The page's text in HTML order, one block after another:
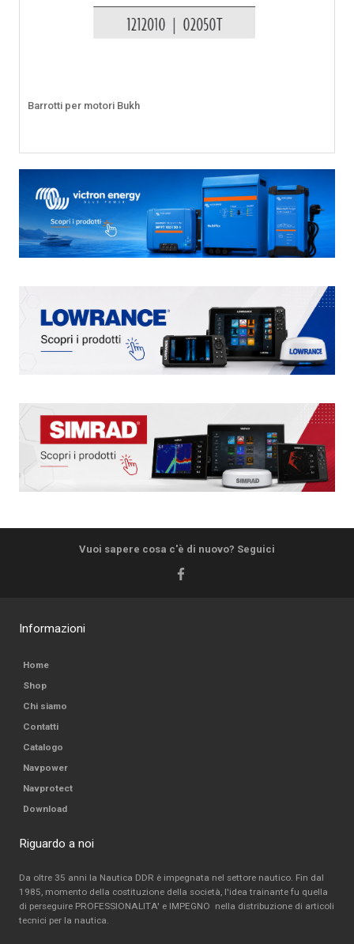
Barrotti per motori Bukh
Vuoi sapere cosa c'è di nuovo? Seguici
Informazioni
Home
Shop
Chi siamo
Contatti
Catalogo
Navpower
Navprotect
Download
Riguardo a noi
Da oltre 35 anni la Nautica DDR è impegnata nel settore nautico. Fin dal
1985, momento della costituzione della società, l'idea trainante fu quella
di perseguire PROFESSIONALITA' e IMPEGNO nella distribuzione di articoli
tecnici per la nautica.